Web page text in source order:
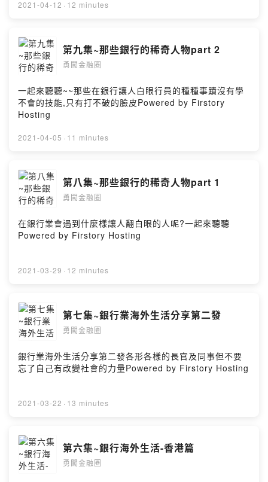
2021-04-12 · 12 minutes
第九集~那些銀行的稀奇人物part 2
勇闖金融圈
一起來聽聽~~那些在銀行讓人白眼行員的種種事蹟沒有學
不會的技能,只有打不破的臉皮Powered by Firstory
Hosting
2021-04-05 · 11 minutes
第八集~那些銀行的稀奇人物part 1
勇闖金融圈
在銀行業會遇到什麼樣讓人翻白眼的人呢?一起來聽聽
Powered by Firstory Hosting
2021-03-29 · 12 minutes
第七集~銀行業海外生活分享第二發
勇闖金融圈
銀行業海外生活分享第二發各形各樣的長官及同事但不要
忘了自己有改變社會的力量Powered by Firstory Hosting
2021-03-22 · 13 minutes
第六集~銀行海外生活-香港篇
勇闖金融圈